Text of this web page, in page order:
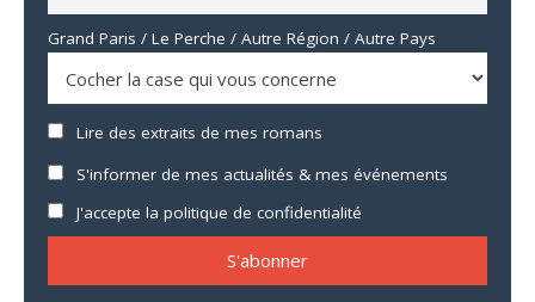
Grand Paris / Le Perche / Autre Région / Autre Pays
Lire des extraits de mes romans
S'informer de mes actualités & mes événements
J'accepte la politique de confidentialité